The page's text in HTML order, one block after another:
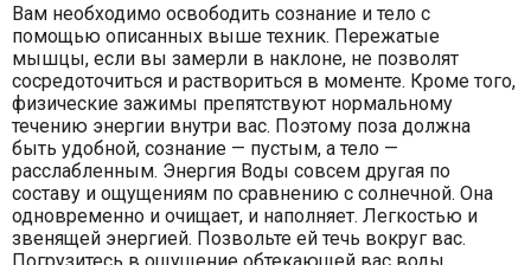
Вам необходимо освободить сознание и тело с
помощью описанных выше техник. Пережатые
мышцы, если вы замерли в наклоне, не позволят
сосредоточиться и раствориться в моменте. Кроме того,
физические зажимы препятствуют нормальному
течению энергии внутри вас. Поэтому поза должна
быть удобной, сознание — пустым, а тело —
расслабленным. Энергия Воды совсем другая по
составу и ощущениям по сравнению с солнечной. Она
одновременно и очищает, и наполняет. Легкостью и
звенящей энергией. Позвольте ей течь вокруг вас.